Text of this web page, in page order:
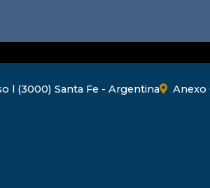
l (3000) Santa Fe - Argentina Anexo